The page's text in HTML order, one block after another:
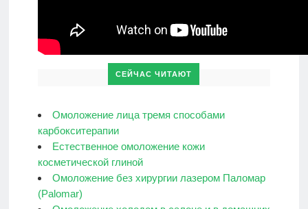
СЕЙЧАС ЧИТАЮТ
Омоложение лица тремя способами
карбокситерапии
Естественное омоложение кожи
косметической глиной
Омоложение без хирургии лазером Паломар
(Рalomar)